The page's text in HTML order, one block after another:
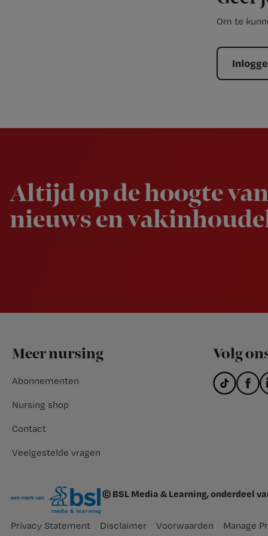
Om te
Altijd op de hoogte
nieuws en
Footer
Meer nursing
Abonnementen
Nursing shop
Contact
Veelgestelde vragen
Volg
© BSL Media & Learning, onderdeel
Privacy Statement Disclaimer Voorwaarden Manage